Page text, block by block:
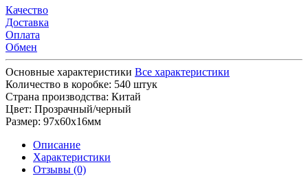
Качество
Доставка
Оплата
Обмен
Основные характеристики Все характеристики
Количество в коробке: 540 штук
Страна производства: Китай
Цвет: Прозрачный/черный
Размер: 97х60х16мм
Описание
Характеристики
Отзывы (0)